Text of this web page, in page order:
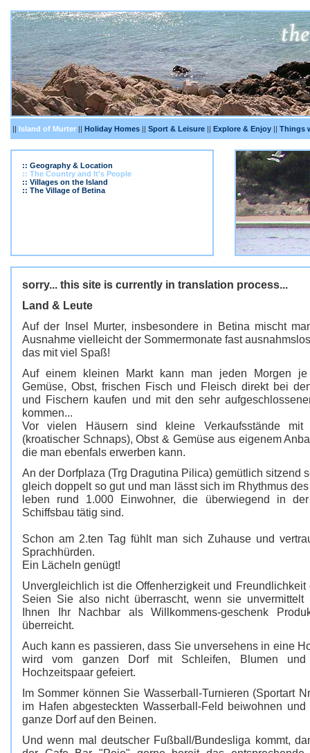
|| Island of Murter || Holiday Homes || Sport & Leisure || Explore & Enjoy || Things
:: Geography & Location
:: The Country and It's People
:: Villages on the Island
:: The Village of Betina
sorry... this site is currently in translation process...
Land & Leute
Auf der Insel Murter, insbesondere in Betina mischt
Ausnahme vielleicht der Sommermonate fast
das mit viel Spaß!
Auf einem kleinen Markt kann man jeden Morgen
Gemüse, Obst, frischen Fisch und Fleisch direkt bei
und Fischern kaufen und mit den sehr
kommen...
Vor vielen Häusern sind kleine Verkaufsstände
(kroatischer Schnaps), Obst & Gemüse aus eigenem
die man ebenfals erwerben kann.
An der Dorfplaza (Trg Dragutina Pilica) gemütlich sitzend
gleich doppelt so gut und man lässt sich im Rhythmus
leben rund 1.000 Einwohner, die überwiegend in
Schiffsbau tätig sind.
Schon am 2.ten Tag fühlt man sich Zuhause und
Sprachhürden.
Ein Lächeln genügt!
Unvergleichlich ist die Offenherzigkeit und
Seien Sie also nicht überrascht, wenn sie unvermittelt
Ihnen Ihr Nachbar als Willkommens-geschenk
überreicht.
Auch kann es passieren, dass Sie unversehens in eine
wird vom ganzen Dorf mit Schleifen, Blumen
Hochzeitspaar gefeiert.
Im Sommer können Sie Wasserball-Turnieren (Sportart
im Hafen abgesteckten Wasserball-Feld beiwohnen
ganze Dorf auf den Beinen.
Und wenn mal deutscher Fußball/Bundesliga kommt,